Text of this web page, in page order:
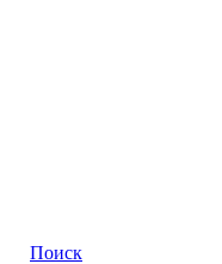
Поиск